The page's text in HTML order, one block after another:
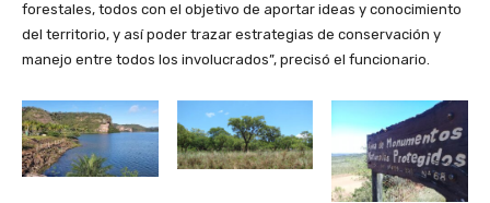
forestales, todos con el objetivo de aportar ideas y conocimiento
del territorio, y así poder trazar estrategias de conservación y
manejo entre todos los involucrados”, precisó el funcionario.